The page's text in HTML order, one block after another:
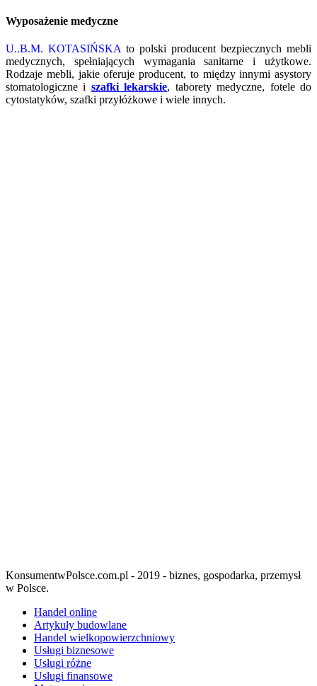
Wyposażenie medyczne
U..B.M. KOTASIŃSKA to polski producent bezpiecznych mebli
medycznych, spełniających wymagania sanitarne i użytkowe.
Rodzaje mebli, jakie oferuje producent, to między innymi asystory
stomatologiczne i szafki lekarskie, taborety medyczne, fotele do
cytostatyków, szafki przyłóżkowe i wiele innych.
KonsumentwPolsce.com.pl - 2019 - biznes, gospodarka, przemysł
w Polsce.
Handel online
Artykuły budowlane
Handel wielkopowierzchniowy
Usługi biznesowe
Usługi różne
Usługi finansowe